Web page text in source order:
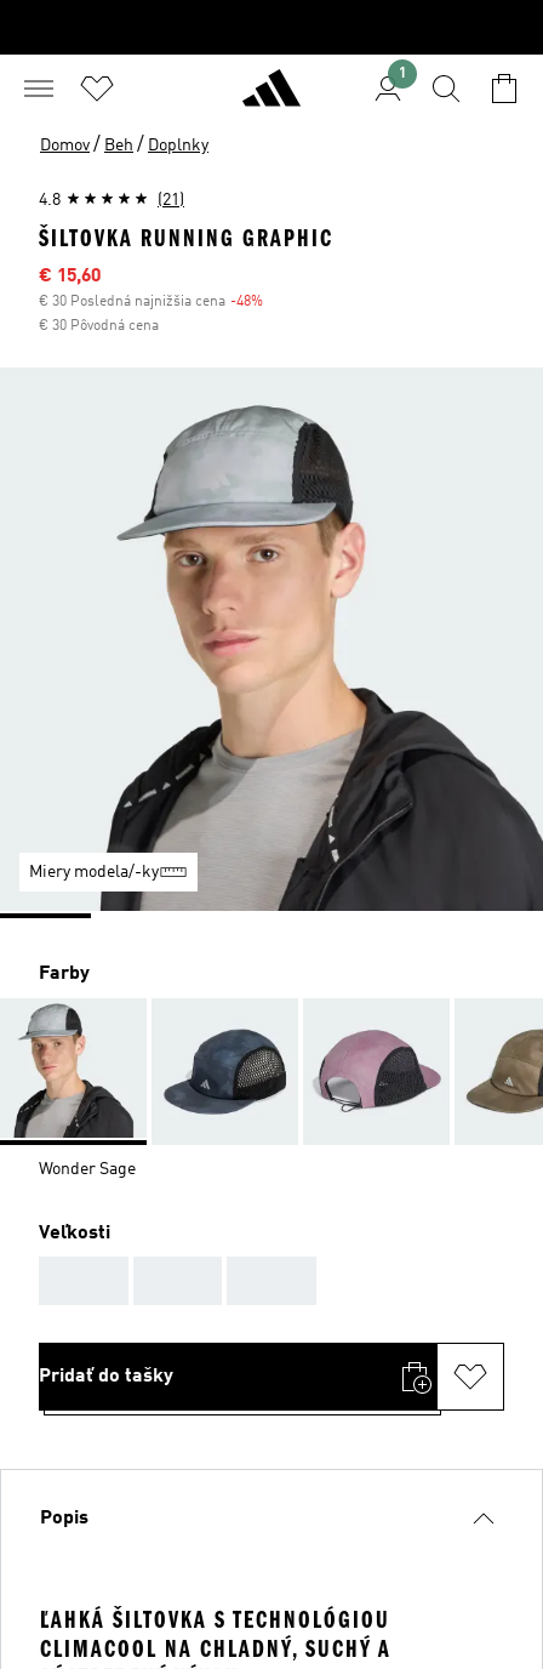
1
Domov / Beh / Doplnky
4.8 (21)
ŠILTOVKA RUNNING GRAPHIC
Výpredajová cena
€ 15,60
€ 30 Posledná najnižšia cena -48%
€ 30 Pôvodná cena
Miery modela/-ky
Farby
Wonder Sage
Veľkosti
Pridať do tašky
Popis
ĽAHKÁ ŠILTOVKA S TECHNOLÓGIOU
CLIMACOOL NA CHLADNÝ, SUCHÝ A